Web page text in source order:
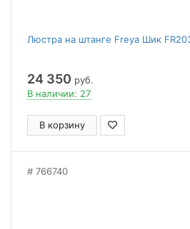
Люстра на штанге Freya Шик
24 350 руб.
В наличии: 27
В корзину
766740